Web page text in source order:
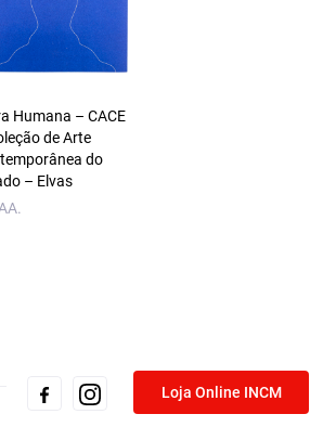
Humana – CACE
de Arte
do
– Elvas
Loja Online INCM